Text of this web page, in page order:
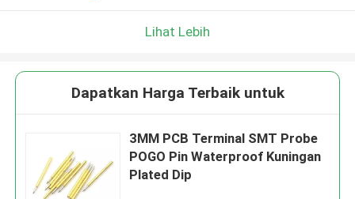
Lihat Lebih
Dapatkan Harga Terbaik untuk
3MM PCB Terminal SMT Probe
POGO Pin Waterproof Kuningan
Plated Dip